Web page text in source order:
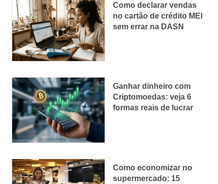
Como declarar vendas
no cartão de crédito MEI
sem errar na DASN
Ganhar dinheiro com
Criptomoedas: veja 6
formas reais de lucrar
Como economizar no
supermercado: 15